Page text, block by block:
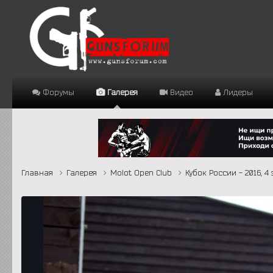
Форумы Галерея Видео Лидеры
Главная Галерея Molot Open Club Кубок России - 2016, 4